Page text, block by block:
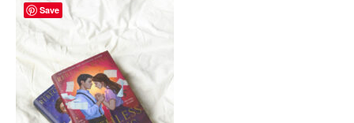
Save